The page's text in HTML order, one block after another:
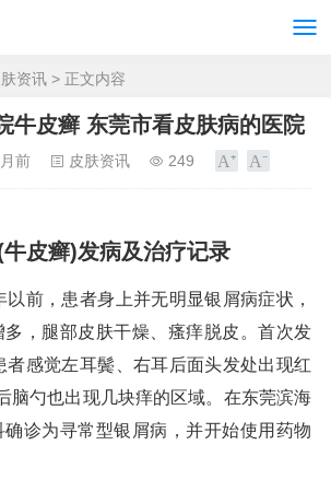
资讯 > 正文内容
牛皮癣 东莞市看皮肤病的医院
前 皮肤资讯 249
皮癣)发病及治疗记录
前，患者身上并无明显银屑病症状，
多，腿部皮肤干燥、瘙痒脱皮。首次发
者感觉左耳鬓、右耳后面头发处出现红
脑勺也出现几块痒的区域。在东莞滨海
诊为寻常型银屑病，并开始使用药物